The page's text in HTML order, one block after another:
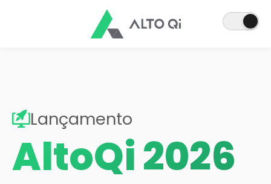
Lançamento
AltoQi 2026